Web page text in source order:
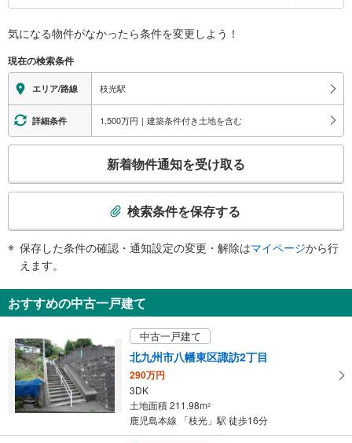
※段差なしでの移動経路
地上⇔改札⇔ホーム：○
エレベータ
・各ホーム⇔改札
トイレ
《多機能トイレ》
気になる物件がなかったら条件を変更しよう！
現在の検索条件
エリア/路線 枝光駅
詳細条件 1,500万円｜建築条件付き土地を含む
検
知
を
け
取
る
・
条
新着物件通知を受け取る
検索条件を保存する
保存した条件の確認・通知設定の変更・解除はマイページから行
えます。
おすすめの中古一戸建て
中古一戸建て
北九州市八幡東区諏訪2丁目
290万円
3DK
土地面積 211.98m2
鹿児島本線 「枝光」駅 徒歩16分